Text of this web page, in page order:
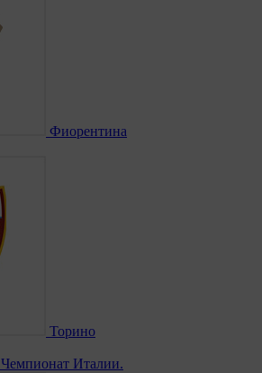
Фиорентина
Торино
Чемпионат Италии.